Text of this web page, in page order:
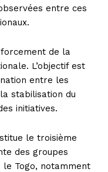
entre ces
de la
L’objectif est
entre les
stabilisation du
initiatives.
le troisième
des groupes
Togo, notamment